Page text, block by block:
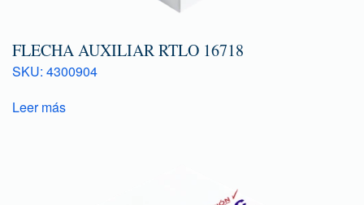
FLECHA AUXILIAR RTLO 16718
SKU: 4300904
Leer más